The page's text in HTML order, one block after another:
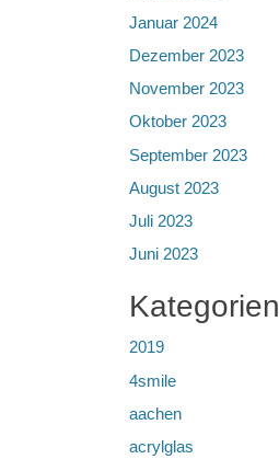
Januar 2024
Dezember 2023
November 2023
Oktober 2023
September 2023
August 2023
Juli 2023
Juni 2023
Kategorien
2019
4smile
aachen
acrylglas